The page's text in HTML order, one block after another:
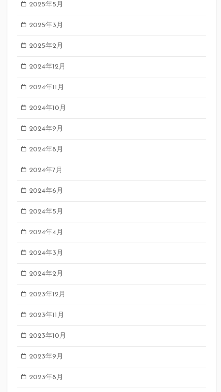
2025年5月
2025年3月
2025年2月
2024年12月
2024年11月
2024年10月
2024年9月
2024年8月
2024年7月
2024年6月
2024年5月
2024年4月
2024年3月
2024年2月
2023年12月
2023年11月
2023年10月
2023年9月
2023年8月